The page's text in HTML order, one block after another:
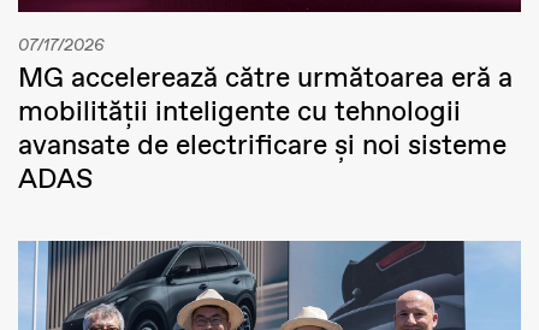
07/17/2026
MG accelerează către următoarea eră a
mobilității inteligente cu tehnologii
avansate de electrificare și noi sisteme
ADAS